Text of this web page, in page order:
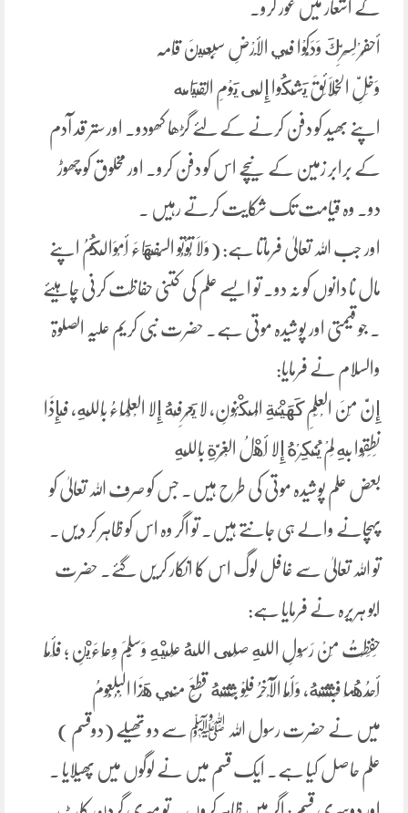
کے اشعار میں غور کرو۔
أحفُرْ لِسِرِّكَ وَدَکُّوْا فِي الْأَرْضِ سَبْعِينَ قَامَہ
وَخَلِّ الْخَلَائِقَ يَشْكُوا إِلَى يَوْمِ الْقِيَامَه
اپنے بھید کو دفن کرنے کے لئے گڑھا کھودو۔ اور ستر قد آدم
کے برابر زمین کے نیچے اس کو دفن کرو۔ اور مخلوق کو چھوڑ
دو۔ وہ قیامت تک شکایت کرتے رہیں ۔
اور جب اللہ تعالیٰ فرماتا ہے: (وَلَا تُؤْتُو السُّفَهَاءَ أَمْوَالَكُمُ اپنے
مال نا دانوں کو نہ دو۔ تو ایسے علم کی کتنی حفاظت کرنی چاہیئے
۔ جو قیمتی اور پوشیدہ موتی ہے۔ حضرت نبی کریم علیہ الصلوۃ
والسلام نے فرمایا:
إِنَّ مِنَ الْعِلْمِ ‌كَهَيْئَةِ ‌الْمَكْنُونِ، لا يَعْرِفُهُ إِلا الْعُلَمَاءُ بِاللَّهِ، فَإِذَا
نَطَقُوا بِهِ لَمْ يُنْكِرْهُ إِلا أَهْلُ الْغِرَّةِ بِاللَّهِ
بعض علم پوشیدہ موتی کی طرح ہیں۔ جس کو صرف اللہ تعالیٰ کو
پہچانے والے ہی جانتے ہیں۔ تو اگر وہ اس کو ظاہر کر دیں۔
تو اللہ تعالیٰ سے غافل لوگ اس کا انکار کریں گئے۔ حضرت
ابو ہریرہ نے فرمایا ہے:
حَفِظْتُ مِنْ رَسُولِ اللهِ صَلَّى اللهُ عَلَيْهِ وَسَلَّمَ وِعَاءَيْنِ ; فَأَمَّا
أَحَدُهُمَا فَبَثَثْتُهُ، وَأَمَّا الْآخَرُ فَلَوْ بَثَثْتُهُ قُطِعَ مِنِّي ‌هَذَا ‌الْبُلْعُومُ
میں نے حضرت رسول اللہ ﷺ سے دو تھیلے (دوقسم )
علم حاصل کیا ہے۔ ایک قسم میں نے لوگوں میں پھیلایا ۔